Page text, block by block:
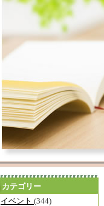
カテゴリー
イベント (344)